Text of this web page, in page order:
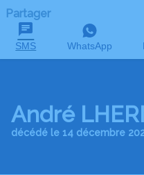
Partager
SMS WhatsApp
André
décédé le 14 décembre